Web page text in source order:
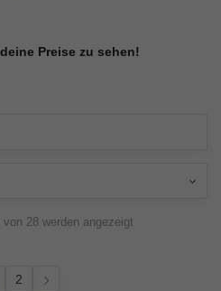
Preise zu sehen!
28 werden angezeigt
2